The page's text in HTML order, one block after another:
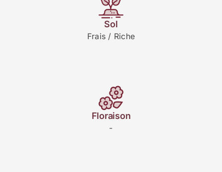
Sol
Frais / Riche
Floraison
-